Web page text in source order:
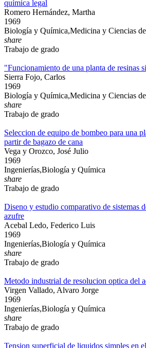
química legal
Romero Hernández, Martha
1969
Biología y Química,Medicina y Ciencias
share
Trabajo de grado
"Funcionamiento de una planta de resinas
Sierra Fojo, Carlos
1969
Biología y Química,Medicina y Ciencias
share
Trabajo de grado
Seleccion de equipo de bombeo para una
partir de bagazo de cana
Vega y Orozco, José Julio
1969
Ingenierías,Biología y Química
share
Trabajo de grado
Diseno y estudio comparativo de sistemas
azufre
Acebal Ledo, Federico Luis
1969
Ingenierías,Biología y Química
share
Trabajo de grado
Metodo industrial de resolucion optica del
Virgen Vallado, Alvaro Jorge
1969
Ingenierías,Biología y Química
share
Trabajo de grado
Tension superficial de liquidos simples en